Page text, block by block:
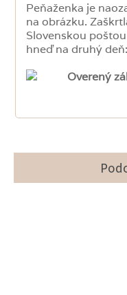
Peňaženka je
na obrázku.
Slovenskou
hneď na druhý
Overený